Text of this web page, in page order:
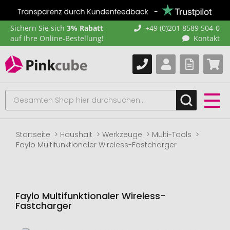
Sichern Sie sich 3% Rabatt
auf Ihre Online-Bestellung!
+49 (0)201 8589 504-0
Kontakt
Startseite Haushalt Werkzeuge
Multi-Tools
Faylo Multifunktionaler Wireless-Fastcharger
Faylo Multifunktionaler Wireless-
Fastcharger